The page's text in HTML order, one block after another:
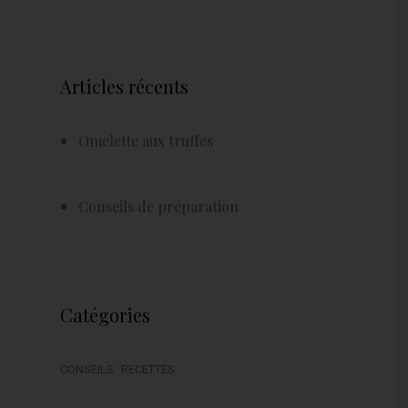
Articles récents
Omelette aux truffes
Conseils de préparation
Catégories
CONSEILS RECETTES